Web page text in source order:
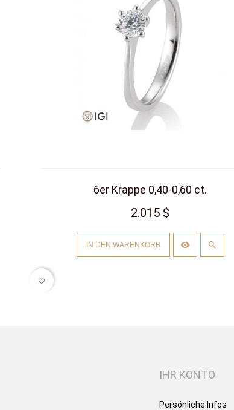
6er Krappe 0,40-0,60 ct.
2.015 $
IN DEN WARENKORB
favorite_border
IHR KONTO
Persönliche Infos